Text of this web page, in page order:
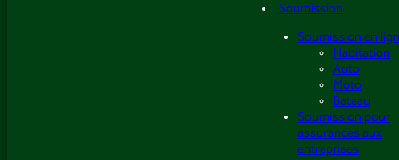
Soumission
Soumission en
Habitation
Auto
Moto
Bateau
Soumission pour
assurances aux
entreprises